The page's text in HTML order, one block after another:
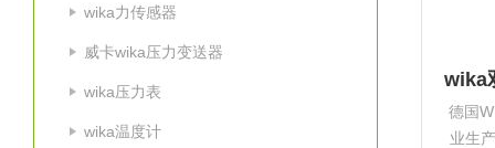
wika力传感器
威卡wika压力变送器
wika压力表
wika温度计
德国
业生